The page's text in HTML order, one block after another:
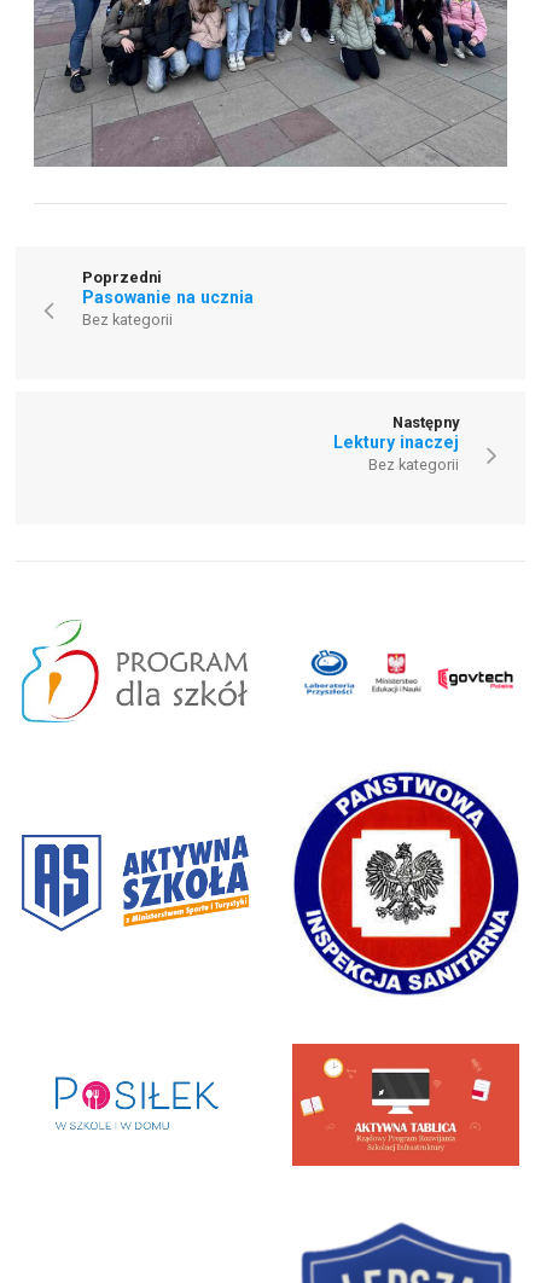
Poprzedni
Pasowanie na ucznia
Bez kategorii
Następny
Lektury inaczej
Bez kategorii